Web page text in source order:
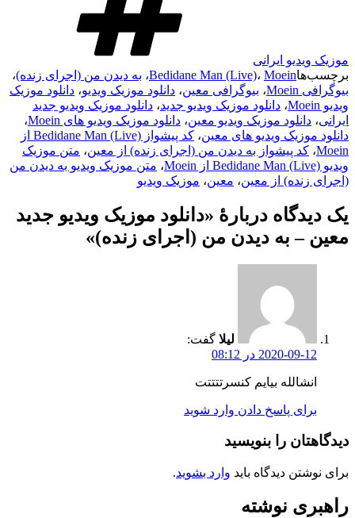
موزیک ویدیو ایرانی
برچسب‌ها
Bedidane Man (Live)، Moein ، به دیدن من (اجرای زنده)،
بیوگرافی Moein
، بیوگرافی معین، دانلود موزیک ویدیو، دانلود موزیک
ویدیو Moein
، دانلود موزیک ویدیو جدید، دانلود موزیک ویدیو جدید
ایرانی، دانلود موزیک ویدیو معین، دانلود موزیک ویدیو های Moein
،
دانلود موزیک ویدیو های معین،
کد پیشواز Bedidane Man (Live) از
Moein، کد پیشواز به دیدن من (اجرای زنده) از معین، متن موزیک
ویدیو Bedidane Man (Live) از Moein
، متن موزیک ویدیو به دیدن من
(اجرای زنده) از معین، معین، موزیک ویدیو
یک دیدگاه دربارهٔ «دانلود موزیک ویدیو جدید
معین – به دیدن من (اجرای زنده)»
لیلا گفت:
2020-09-12 در 08:12
انشالله بیایم کنسرتتتتت
برای پاسخ دادن وارد شوید
دیدگاهتان را بنویسید
برای نوشتن دیدگاه باید وارد بشوید.
راهبری نوشته